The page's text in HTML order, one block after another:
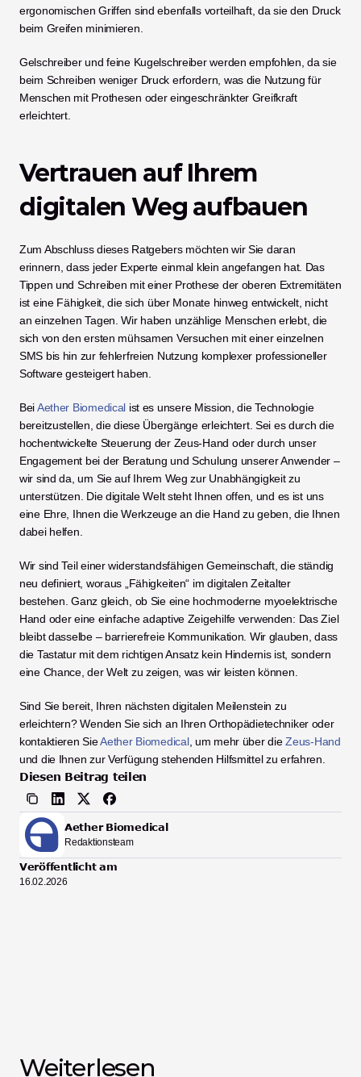
ergonomischen Griffen sind ebenfalls vorteilhaft, da sie den Druck
beim Greifen minimieren.
Gelschreiber und feine Kugelschreiber werden empfohlen, da sie
beim Schreiben weniger Druck erfordern, was die Nutzung für
Menschen mit Prothesen oder eingeschränkter Greifkraft
erleichtert.
Vertrauen auf Ihrem
digitalen Weg aufbauen
Zum Abschluss dieses Ratgebers möchten wir Sie daran
erinnern, dass jeder Experte einmal klein angefangen hat. Das
Tippen und Schreiben mit einer Prothese der oberen Extremitäten
ist eine Fähigkeit, die sich über Monate hinweg entwickelt, nicht
an einzelnen Tagen. Wir haben unzählige Menschen erlebt, die
sich von den ersten mühsamen Versuchen mit einer einzelnen
SMS bis hin zur fehlerfreien Nutzung komplexer professioneller
Software gesteigert haben.
Bei Aether Biomedical ist es unsere Mission, die Technologie
bereitzustellen, die diese Übergänge erleichtert. Sei es durch die
hochentwickelte Steuerung der Zeus-Hand oder durch unser
Engagement bei der Beratung und Schulung unserer Anwender –
wir sind da, um Sie auf Ihrem Weg zur Unabhängigkeit zu
unterstützen. Die digitale Welt steht Ihnen offen, und es ist uns
eine Ehre, Ihnen die Werkzeuge an die Hand zu geben, die Ihnen
dabei helfen.
Wir sind Teil einer widerstandsfähigen Gemeinschaft, die ständig
neu definiert, woraus „Fähigkeiten“ im digitalen Zeitalter
bestehen. Ganz gleich, ob Sie eine hochmoderne myoelektrische
Hand oder eine einfache adaptive Zeigehilfe verwenden: Das Ziel
bleibt dasselbe – barrierefreie Kommunikation. Wir glauben, dass
die Tastatur mit dem richtigen Ansatz kein Hindernis ist, sondern
eine Chance, der Welt zu zeigen, was wir leisten können.
Sind Sie bereit, Ihren nächsten digitalen Meilenstein zu
erleichtern? Wenden Sie sich an Ihren Orthopädietechniker oder
kontaktieren Sie Aether Biomedical, um mehr über die Zeus-Hand
und die Ihnen zur Verfügung stehenden Hilfsmittel zu erfahren.
Diesen Beitrag teilen
Aether Biomedical
Redaktionsteam
Veröffentlicht am
16.02.2026
Weiterlesen